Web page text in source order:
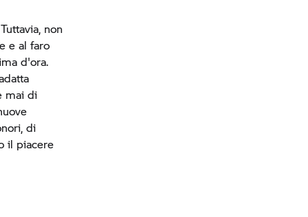
non
e al faro
d'ora.
mai di
di
il piacere